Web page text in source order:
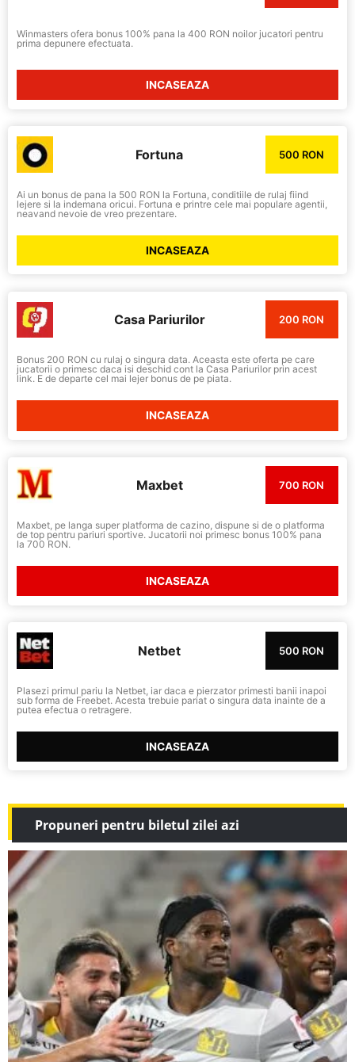
Winmasters ofera bonus 100% pana la 400 RON noilor jucatori pentru
prima depunere efectuata.
INCASEAZA
Fortuna 500 RON
Ai un bonus de pana la 500 RON la Fortuna, conditiile de rulaj fiind
lejere si la indemana oricui. Fortuna e printre cele mai populare agentii,
neavand nevoie de vreo prezentare.
INCASEAZA
Casa Pariurilor 200 RON
Bonus 200 RON cu rulaj o singura data. Aceasta este oferta pe care
jucatorii o primesc daca isi deschid cont la Casa Pariurilor prin acest
link. E de departe cel mai lejer bonus de pe piata.
INCASEAZA
Maxbet 700 RON
Maxbet, pe langa super platforma de cazino, dispune si de o platforma
de top pentru pariuri sportive. Jucatorii noi primesc bonus 100% pana
la 700 RON.
INCASEAZA
Netbet 500 RON
Plasezi primul pariu la Netbet, iar daca e pierzator primesti banii inapoi
sub forma de Freebet. Acesta trebuie pariat o singura data inainte de a
putea efectua o retragere.
INCASEAZA
Propuneri pentru biletul zilei azi